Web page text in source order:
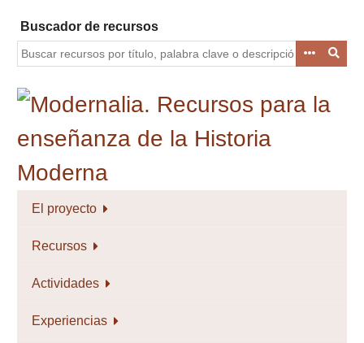
contenido
principal
Buscador de recursos
El proyecto
Recursos
Actividades
Experiencias